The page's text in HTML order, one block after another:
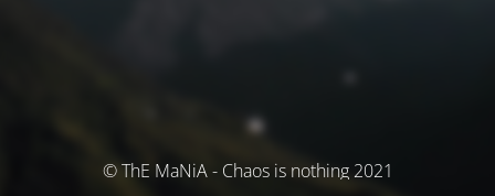
© ThE MaNiA - Chaos is nothing 2021